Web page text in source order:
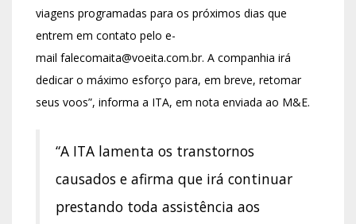
viagens programadas para os próximos dias que
entrem em contato pelo e-
mail falecomaita@voeita.com.br. A companhia irá
dedicar o máximo esforço para, em breve, retomar
seus voos”, informa a ITA, em nota enviada ao M&E.
“A ITA lamenta os transtornos
causados e afirma que irá continuar
prestando toda assistência aos